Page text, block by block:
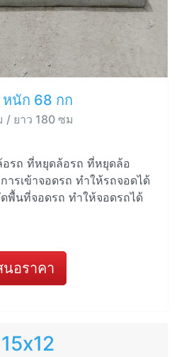
หนัก 68 กก
/ ยาว 180 ซม
รถ ที่หยุดล้อรถ ที่หยุดล้อ
ารเข้าจอดรถ ทำให้รถจอดได้
ดพื้นที่จอดรถ ทำให้จอดรถได้
นอราคา